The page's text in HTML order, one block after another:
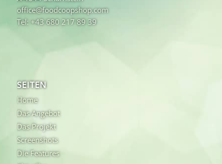
office@foodcoopshop.com
Tel: +43 680 217 89 39
SEITEN
Home
Das Angebot
Das Projekt
Screenshots
Die Features